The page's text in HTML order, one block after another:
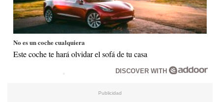
No es un coche cualquiera
Este coche te hará olvidar el sofá de tu casa
DISCOVER WITH